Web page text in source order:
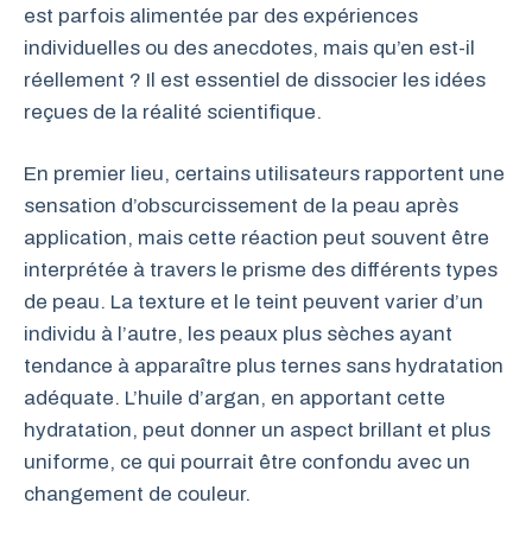
est parfois alimentée par des expériences
individuelles ou des anecdotes, mais qu’en est-il
réellement ? Il est essentiel de dissocier les idées
reçues de la réalité scientifique.
En premier lieu, certains utilisateurs rapportent une
sensation d’obscurcissement de la peau après
application, mais cette réaction peut souvent être
interprétée à travers le prisme des différents types
de peau. La texture et le teint peuvent varier d’un
individu à l’autre, les peaux plus sèches ayant
tendance à apparaître plus ternes sans hydratation
adéquate. L’huile d’argan, en apportant cette
hydratation, peut donner un aspect brillant et plus
uniforme, ce qui pourrait être confondu avec un
changement de couleur.